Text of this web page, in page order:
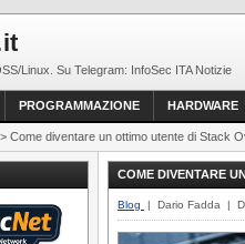
Linux. Su Telegram: InfoSec ITA Notizie
PROGRAMMAZIONE HARDWARE
Come diventare un ottimo utente di Stack
COME DIVENTARE
Blog | Dario Fadda |